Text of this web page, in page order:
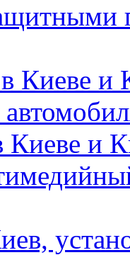
Киеве и
Киеве и